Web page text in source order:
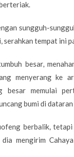
sungguh-
tempat ini
besar,
menyerang ke
besar memulai
bumi di
berbalik,
mengirim